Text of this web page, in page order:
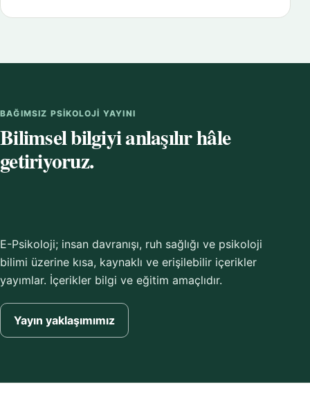
BAĞIMSIZ PSIKOLOJI YAYINI
Bilimsel bilgiyi anlaşılır hâle
getiriyoruz.
E-Psikoloji; insan davranışı, ruh sağlığı ve psikoloji
bilimi üzerine kısa, kaynaklı ve erişilebilir içerikler
yayımlar. İçerikler bilgi ve eğitim amaçlıdır.
Yayın yaklaşımımız